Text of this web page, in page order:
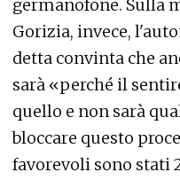
germanofone. Sulla
Gorizia, invece,
detta convinta che
sarà «perché il
quello e non sarà
bloccare questo
favorevoli sono stati